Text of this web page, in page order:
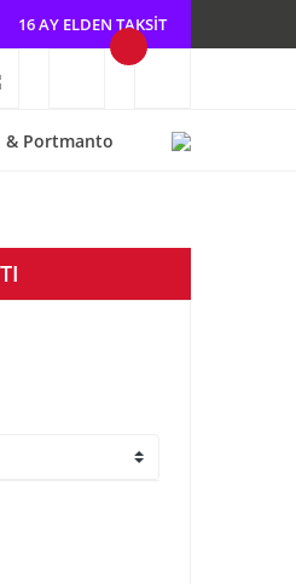
16 AY ELDEN TAKSİT
& Portmanto